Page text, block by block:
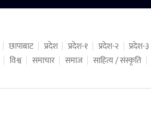
छापाबाट प्रदेश प्रदेश-१ प्रदेश-२ प्रदेश-३
विश्व समाचार समाज साहित्य / संस्कृति